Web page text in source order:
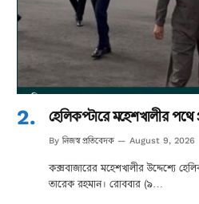
হেলিকপ্টারে মহেশখালীর পথে
By নিজস্ব প্রতিবেদক August 9, 2026
কক্সবাজারের মহেশখালীর উদ্দেশ্যে
তারেক রহমান। রোববার (৯…